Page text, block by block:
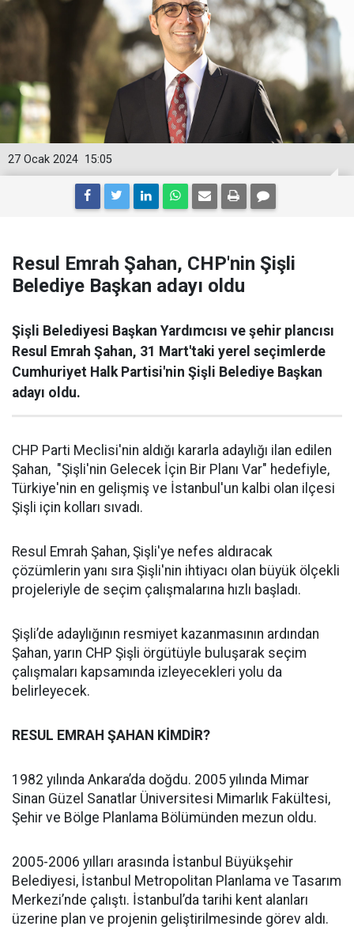
15:05
27 Ocak 2024
Resul Emrah Şahan, CHP'nin Şişli
Belediye Başkan adayı oldu
Şişli Belediyesi Başkan Yardımcısı ve şehir plancısı
Resul Emrah Şahan, 31 Mart'taki yerel seçimlerde
Cumhuriyet Halk Partisi'nin Şişli Belediye Başkan
adayı oldu.
CHP Parti Meclisi'nin aldığı kararla adaylığı ilan edilen
Şahan, "Şişli'nin Gelecek İçin Bir Planı Var" hedefiyle,
Türkiye'nin en gelişmiş ve İstanbul'un kalbi olan ilçesi
Şişli için kolları sıvadı.
Resul Emrah Şahan, Şişli'ye nefes aldıracak
çözümlerin yanı sıra Şişli'nin ihtiyacı olan büyük ölçekli
projeleriyle de seçim çalışmalarına hızlı başladı.
Şişli’de adaylığının resmiyet kazanmasının ardından
Şahan, yarın CHP Şişli örgütüyle buluşarak seçim
çalışmaları kapsamında izleyecekleri yolu da
belirleyecek.
RESUL EMRAH ŞAHAN KİMDİR?
1982 yılında Ankara’da doğdu. 2005 yılında Mimar
Sinan Güzel Sanatlar Üniversitesi Mimarlık Fakültesi,
Şehir ve Bölge Planlama Bölümünden mezun oldu.
2005-2006 yılları arasında İstanbul Büyükşehir
Belediyesi, İstanbul Metropolitan Planlama ve Tasarım
Merkezi’nde çalıştı. İstanbul’da tarihi kent alanları
üzerine plan ve projenin geliştirilmesinde görev aldı.